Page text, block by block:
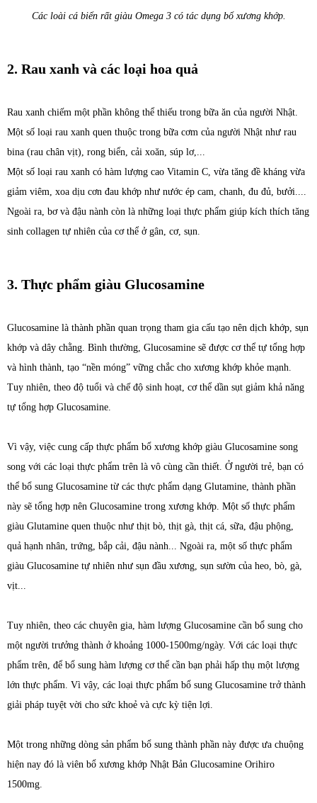
Các loài cá biển rất giàu Omega 3 có tác dụng bổ xương khớp.
2. Rau xanh và các loại hoa quả
Rau xanh chiếm một phần không thể thiếu trong bữa ăn của người Nhật.
Một số loại rau xanh quen thuộc trong bữa cơm của người Nhật như rau
bina (rau chân vịt), rong biển, cải xoăn, súp lơ,...
Một số loại rau xanh có hàm lượng cao Vitamin C, vừa tăng đề kháng vừa
giảm viêm, xoa dịu cơn đau khớp như nước ép cam, chanh, đu đủ, bưởi....
Ngoài ra, bơ và đậu nành còn là những loại thực phẩm giúp kích thích tăng
sinh collagen tự nhiên của cơ thể ở gân, cơ, sụn.
3. Thực phẩm giàu Glucosamine
Glucosamine là thành phần quan trọng tham gia cấu tạo nên dịch khớp, sụn
khớp và dây chằng. Bình thường, Glucosamine sẽ được cơ thể tự tổng hợp
và hình thành, tạo “nền móng” vững chắc cho xương khớp khỏe mạnh.
Tuy nhiên, theo độ tuổi và chế độ sinh hoạt, cơ thể dần sụt giảm khả năng
tự tổng hợp Glucosamine.
Vì vậy, việc cung cấp thực phẩm bổ xương khớp giàu Glucosamine song
song với các loại thực phẩm trên là vô cùng cần thiết. Ở người trẻ, bạn có
thể bổ sung Glucosamine từ các thực phẩm dạng Glutamine, thành phần
này sẽ tổng hợp nên Glucosamine trong xương khớp. Một số thực phẩm
giàu Glutamine quen thuộc như thịt bò, thịt gà, thịt cá, sữa, đậu phộng,
quả hạnh nhân, trứng, bắp cải, đậu nành... Ngoài ra, một số thực phẩm
giàu Glucosamine tự nhiên như sụn đầu xương, sụn sườn của heo, bò, gà,
vịt...
Tuy nhiên, theo các chuyên gia, hàm lượng Glucosamine cần bổ sung cho
một người trưởng thành ở khoảng 1000-1500mg/ngày. Với các loại thực
phẩm trên, để bổ sung hàm lượng cơ thể cần bạn phải hấp thụ một lượng
lớn thực phẩm. Vì vậy, các loại thực phẩm bổ sung Glucosamine trở thành
giải pháp tuyệt vời cho sức khoẻ và cực kỳ tiện lợi.
Một trong những dòng sản phẩm bổ sung thành phần này được ưa chuộng
hiện nay đó là viên bổ xương khớp Nhật Bản Glucosamine Orihiro
1500mg.